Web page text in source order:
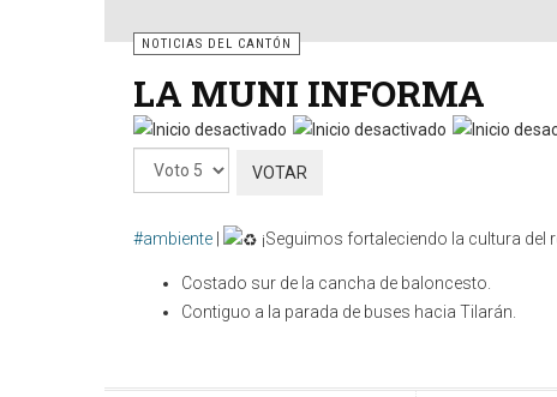
NOTICIAS DEL CANTÓN
LA MUNI INFORMA
Por
favor,
#ambiente | ¡Seguimos fortaleciendo la cultura del
Costado sur de la cancha de baloncesto.
Contiguo a la parada de buses hacia Tilarán.
contenedores y sigamos fomentando la cultura del